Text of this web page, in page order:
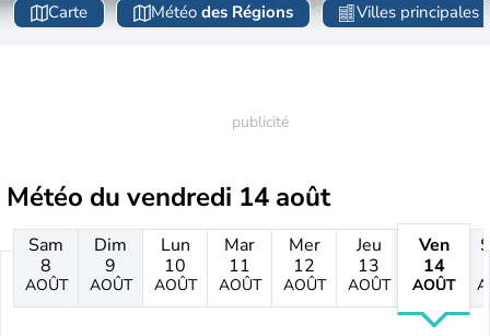
Carte Météo des Régions Villes principales
Météo du vendredi 14 août
Sam
8
AOÛT
Dim
9
AOÛT
Lun
10
AOÛT
Mar
11
AOÛT
Mer
12
AOÛT
Jeu
13
AOÛT
Ven
14
AOÛT